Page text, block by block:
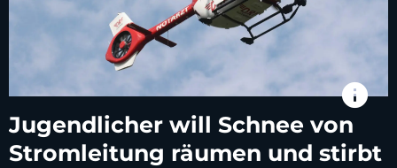
info
Jugendlicher will Schnee von
Stromleitung räumen und stirbt